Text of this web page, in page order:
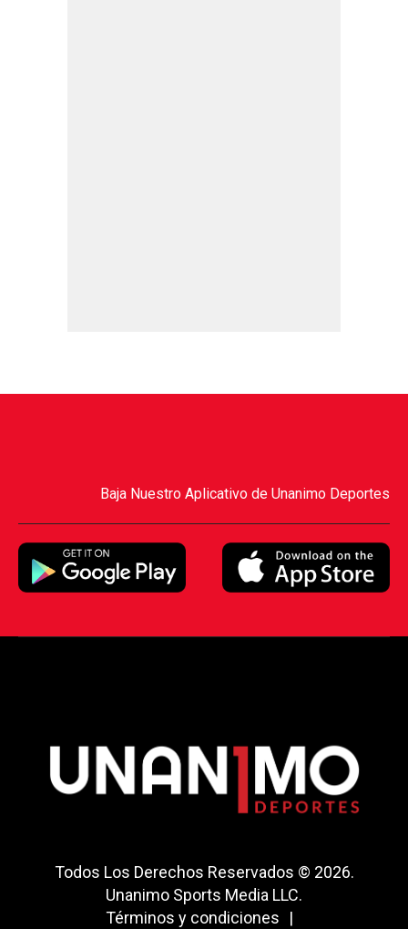
Baja Nuestro Aplicativo de Unanimo Deportes
Todos Los Derechos Reservados © 2026.
Unanimo Sports Media LLC.
Términos y condiciones